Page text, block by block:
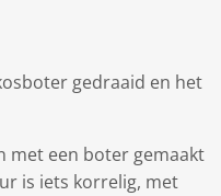
gedraaid en het
met een boter gemaakt
is iets korrelig, met